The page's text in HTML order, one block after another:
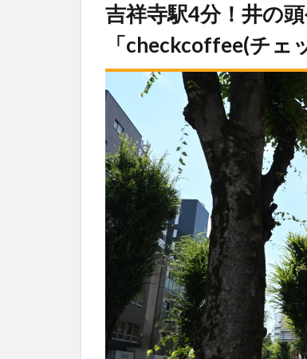
吉祥寺駅4分！井の
「checkcoffee(チェ